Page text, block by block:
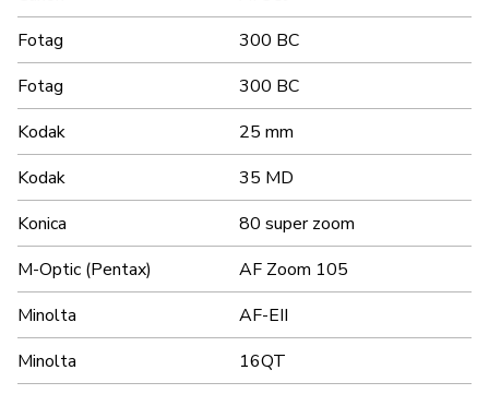
Fotag
300 BC
Fotag
300 BC
Kodak
25 mm
Kodak
35 MD
Konica
80 super zoom
M-Optic (Pentax)
AF Zoom 105
Minolta
AF-EII
Minolta
16QT